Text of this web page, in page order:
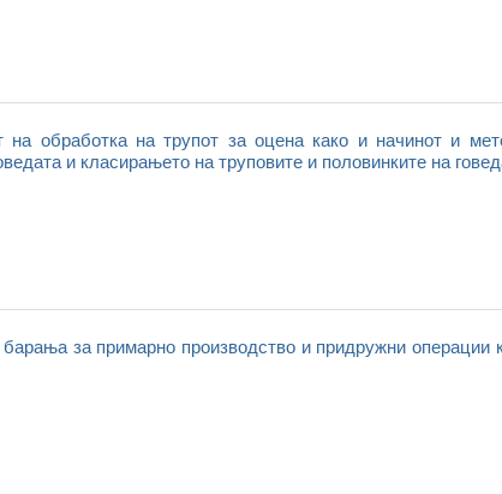
на обработка на трупот за оцена како и начинот и
и класирањето на труповите и половинките на
за примарно производство и придружни операции